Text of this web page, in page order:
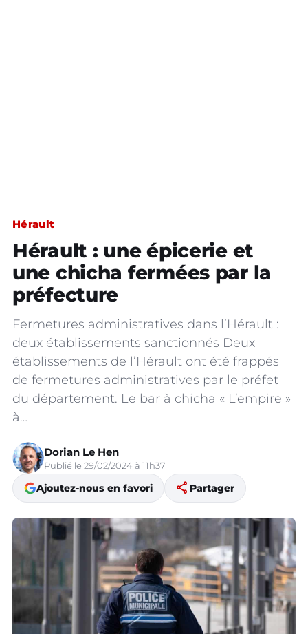
Hérault
Hérault : une épicerie et
une chicha fermées par la
préfecture
Fermetures administratives dans l’Hérault :
deux établissements sanctionnés Deux
établissements de l’Hérault ont été frappés
de fermetures administratives par le préfet
du département. Le bar à chicha « L’empire »
à…
Dorian Le Hen
Publié le 29/02/2024 à 11h37
Ajoutez-nous en favori share Partager